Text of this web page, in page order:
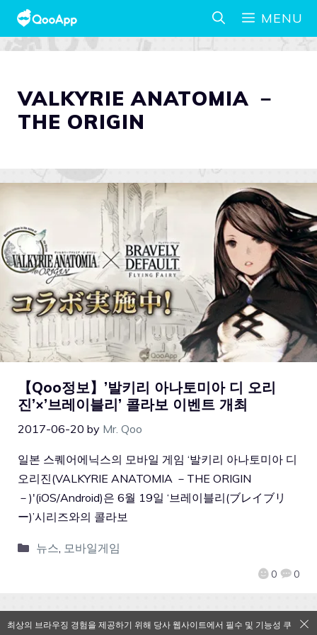
MENU
VALKYRIE ANATOMIA －
THE ORIGIN
【Qoo정보】’발키리 아나토미아 디 오리
진’×’브레이블리’ 콜라보 이벤트 개최
2017-06-20 by Mr. Qoo
0 0
일본 스퀘어에닉스의 모바일 게임 ‘발키리 아나토미아 디
오리진(VALKYRIE ANATOMIA －THE ORIGIN
－)'(iOS/Android)은 6월 19일 ‘브레이블리(ブレイブリ
ー)’시리즈와의 콜라보
뉴스, 모바일게임
최상의 브라우징 경험을 제공하기 위해 당사 웹사이트에서 필수 및 기능성 쿠